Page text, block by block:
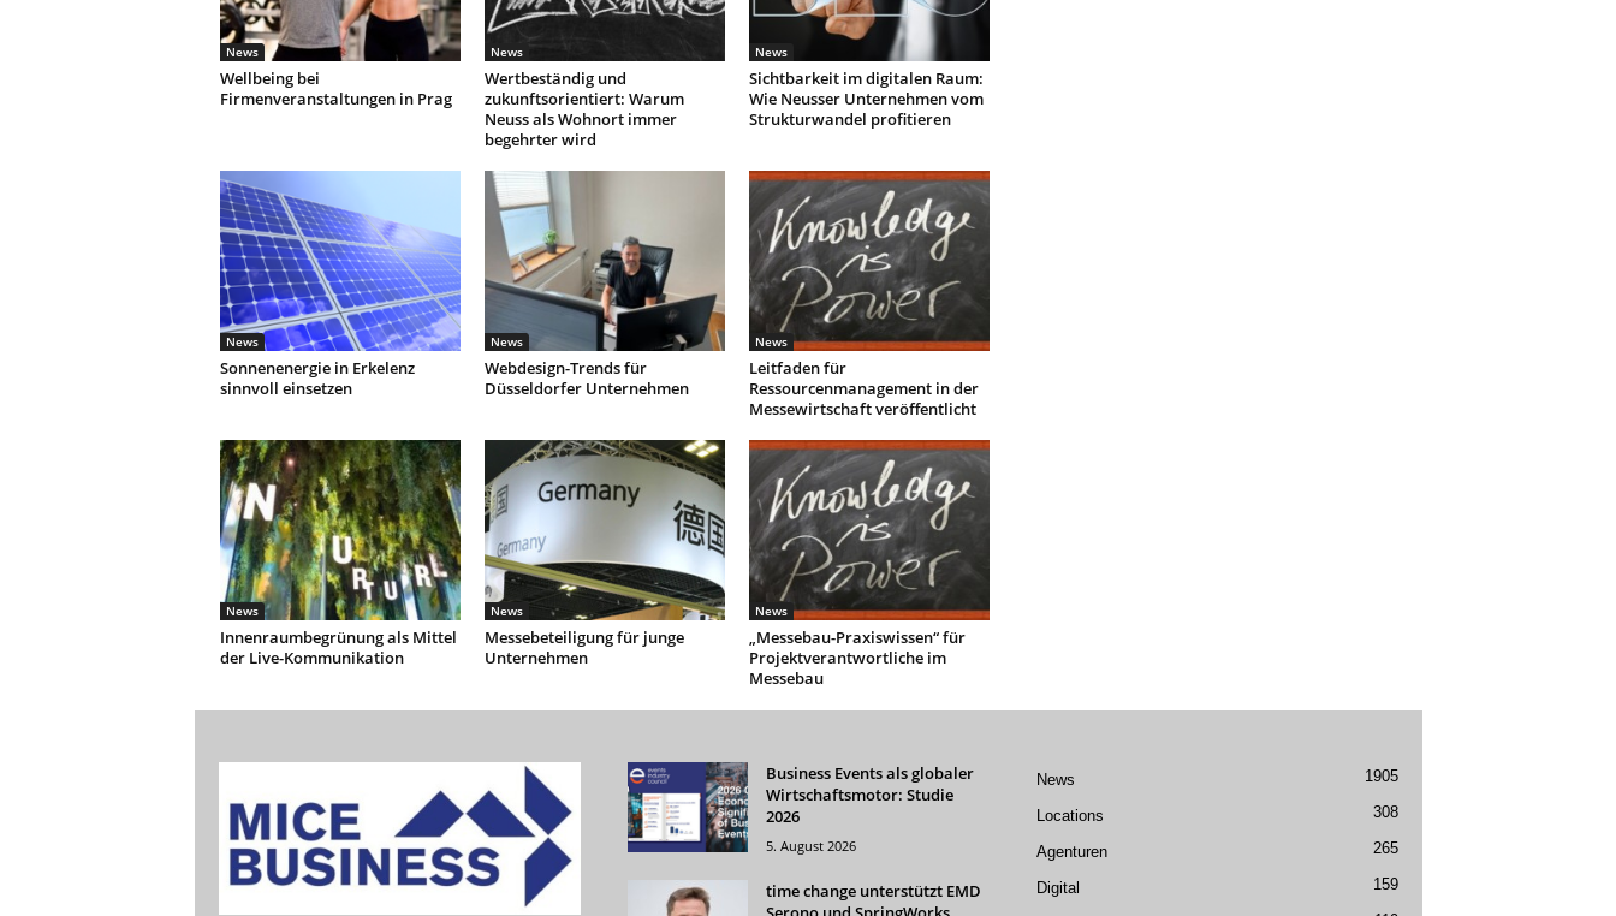
News
Wellbeing bei
Firmenveranstaltungen in Prag
News
Wertbeständig und
zukunftsorientiert: Warum
Neuss als Wohnort immer
begehrter wird
News
Sichtbarkeit im digitalen Raum:
Wie Neusser Unternehmen vom
Strukturwandel profitieren
News
Sonnenenergie in Erkelenz
sinnvoll einsetzen
News
Webdesign-Trends für
Düsseldorfer Unternehmen
News
Leitfaden für
Ressourcenmanagement in der
Messewirtschaft veröffentlicht
News
Innenraumbegrünung als Mittel
der Live-Kommunikation
News
Messebeteiligung für junge
Unternehmen
News
„Messebau-Praxiswissen“ für
Projektverantwortliche im
Messebau
Business Events als globaler
Wirtschaftsmotor: Studie
2026
5. August 2026
time change unterstützt EMD
News 1905
Locations 308
Agenturen 265
Digital 159